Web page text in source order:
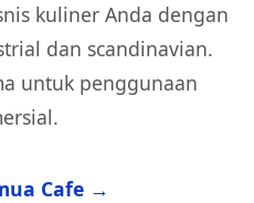
kuliner Anda dengan
dan scandinavian.
untuk penggunaan
Cafe →